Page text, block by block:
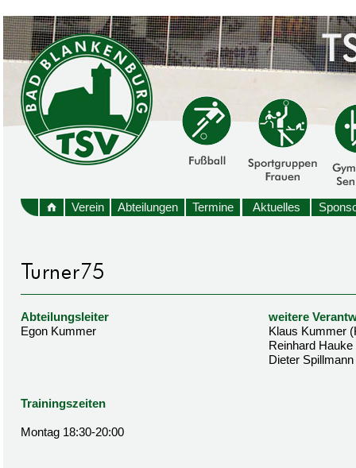
Verein Abteilungen Termine Aktuelles
Abteilungsleiter
weitere
Egon Kummer
Klaus Kummer
Reinhard Hauke
Dieter Spillmann
Trainingszeiten
Montag 18:30-20:00